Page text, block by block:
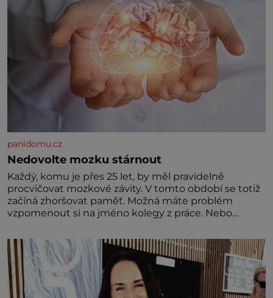
panidomu.cz
Nedovolte mozku stárnout
Každý, komu je přes 25 let, by měl pravidelně
procvičovat mozkové závity. V tomto období se totiž
začíná zhoršovat paměť. Možná máte problém
vzpomenout si na jméno kolegy z práce. Nebo
nedávno přečetli. Je to opravdu tak, s věkem jako
kdyby se paměť rozhodla stávkovat. Cvičte